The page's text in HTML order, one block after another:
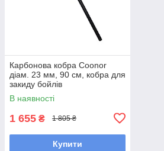
Карбонова кобра Coonor
діам. 23 мм, 90 см, кобра для
закиду бойлів
В наявності
1 655 ₴ 1 805 ₴
Купити